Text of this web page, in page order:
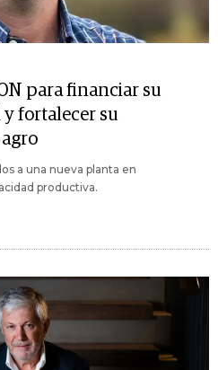
para financiar su
fortalecer su
a una nueva planta en
productiva.